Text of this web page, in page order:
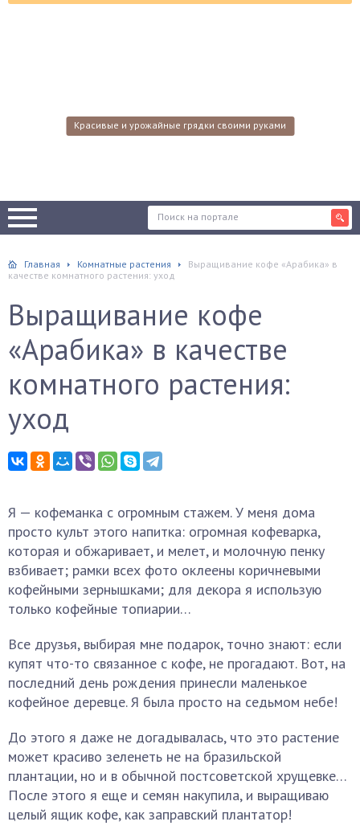
Красивые и урожайные грядки своими руками
Главная Комнатные растения
Выращивание кофе «Арабика» в
качестве комнатного растения: уход
Выращивание кофе
«Арабика» в качестве
комнатного растения:
уход
Я — кофеманка с огромным стажем. У меня дома
просто культ этого напитка: огромная кофеварка,
которая и обжаривает, и мелет, и молочную пенку
взбивает; рамки всех фото оклеены коричневыми
кофейными зернышками; для декора я использую
только кофейные топиарии…
Все друзья, выбирая мне подарок, точно знают: если
купят что-то связанное с кофе, не прогадают. Вот, на
последний день рождения принесли маленькое
кофейное деревце. Я была просто на седьмом небе!
До этого я даже не догадывалась, что это растение
может красиво зеленеть не на бразильской
плантации, но и в обычной постсоветской хрущевке…
После этого я еще и семян накупила, и выращиваю
целый ящик кофе, как заправский плантатор!